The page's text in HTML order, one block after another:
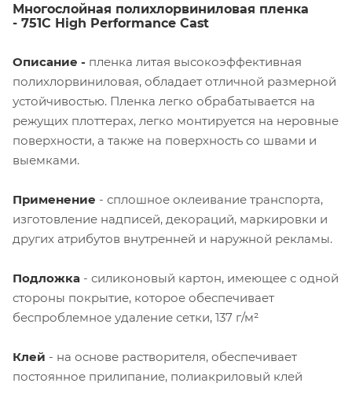
Многослойная полихлорвиниловая пленка
- 751C High Performance Cast
Описание - пленка литая высокоэффективная
полихлорвиниловая, обладает отличной размерной
устойчивостью. Пленка легко обрабатывается на
режущих плоттерах, легко монтируется на неровные
поверхности, а также на поверхность со швами и
выемками.
Применение - сплошное оклеивание транспорта,
изготовление надписей, декораций, маркировки и
других атрибутов внутренней и наружной рекламы.
Подложка - силиконовый картон, имеющее с одной
стороны покрытие, которое обеспечивает
беспроблемное удаление сетки, 137 г/м²
Клей - на основе растворителя, обеспечивает
постоянное прилипание, полиакриловый клей